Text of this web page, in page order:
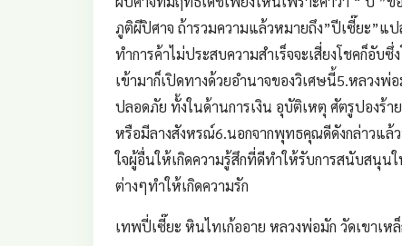
ภูติผีปิศาจ ถ้ารวมความแล้วหมายถึง”ปีเซี๊ยะ”แ
ทำการค้าไม่ประสบความสำเร็จจะเสี่ยงโชคก็อับ
เข้ามาก็เปิดทางด้วยอำนาจของวิเศษนี้5.หลวง
ปลอดภัย ทั้งในด้านการเงิน อุบัติเหตุ ศัตรูปองร้
หรือมีลางสังหรณ์6.นอกจากพุทธคุณดีดังกล่าวแล้
ใจผู้อื่นให้เกิดความรู้สึกที่ดีทำให้รับการสนับสนุน
ต่างๆทำให้เกิดความรัก
เทพปี่เซี๊ยะ หินไทเก้ออาย หลวงพ่อมัก วัดเขาเห